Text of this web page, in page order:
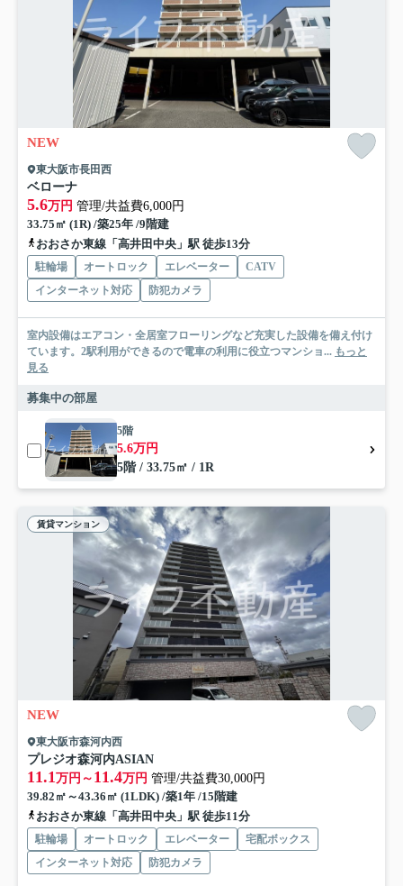
NEW
東大阪市長田西
ベローナ
5.6万円 管理/共益費6,000円
33.75㎡ (1R) /築25年 /9階建
おおさか東線「高井田中央」駅 徒歩13分
駐輪場 オートロック エレベーター
CATV
インターネット対応
防犯カメラ
室内設備はエアコン・全居室フローリングなど充実した設備を備え付け
ています。2駅利用ができるので電車の利用に役立つマンショ... もっと
見る
募集中の部屋
5階
5.6万円
5階 / 33.75㎡ / 1R
賃貸マンション
NEW
東大阪市森河内西
プレジオ森河内ASIAN
11.1万円～ 11.4万円 管理/共益費30,000円
39.82㎡～43.36㎡ (1LDK) /築1年 /15階建
おおさか東線「高井田中央」駅 徒歩11分
駐輪場 オートロック エレベーター
宅配ボックス
インターネット対応
防犯カメラ